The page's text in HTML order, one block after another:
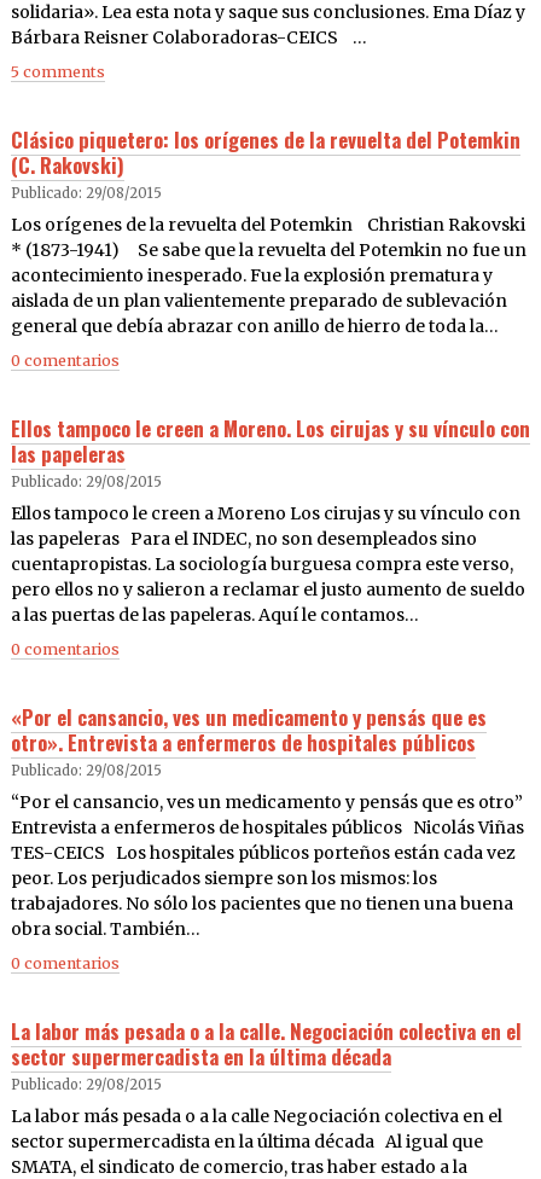
solidaria». Lea esta nota y saque sus conclusiones. Ema Díaz y
Bárbara Reisner Colaboradoras-CEICS …
5 comments
Clásico piquetero: los orígenes de la revuelta del Potemkin
(C. Rakovski)
Publicado: 29/08/2015
Los orígenes de la revuelta del Potemkin Christian Rakovski
* (1873-1941) Se sabe que la revuelta del Potemkin no fue un
acontecimiento inesperado. Fue la explosión prematura y
aislada de un plan valientemente preparado de sublevación
general que debía abrazar con anillo de hierro de toda la…
0 comentarios
Ellos tampoco le creen a Moreno. Los cirujas y su vínculo con
las papeleras
Publicado: 29/08/2015
Ellos tampoco le creen a Moreno Los cirujas y su vínculo con
las papeleras Para el INDEC, no son desempleados sino
cuentapropistas. La sociología burguesa compra este verso,
pero ellos no y salieron a reclamar el justo aumento de sueldo
a las puertas de las papeleras. Aquí le contamos…
0 comentarios
«Por el cansancio, ves un medicamento y pensás que es
otro». Entrevista a enfermeros de hospitales públicos
Publicado: 29/08/2015
“Por el cansancio, ves un medicamento y pensás que es otro”
Entrevista a enfermeros de hospitales públicos Nicolás Viñas
TES-CEICS Los hospitales públicos porteños están cada vez
peor. Los perjudicados siempre son los mismos: los
trabajadores. No sólo los pacientes que no tienen una buena
obra social. También…
0 comentarios
La labor más pesada o a la calle. Negociación colectiva en el
sector supermercadista en la última década
Publicado: 29/08/2015
La labor más pesada o a la calle Negociación colectiva en el
sector supermercadista en la última década Al igual que
SMATA, el sindicato de comercio, tras haber estado a la